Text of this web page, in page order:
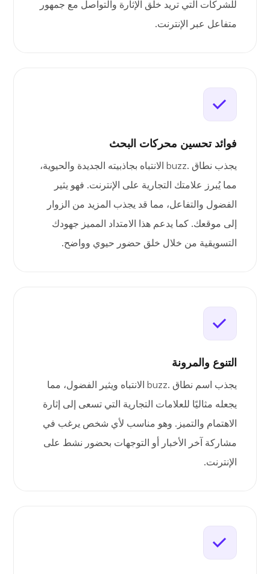
للشركات التي تريد خلق الإثارة والتواصل مع جمهور
متفاعل عبر الإنترنت.
فوائد تحسين محركات البحث
يجذب نطاق .buzz الانتباه بجاذبيته الجديدة والحيوية،
مما يُبرز علامتك التجارية على الإنترنت. فهو يثير
الفضول والتفاعل، مما قد يجذب المزيد من الزوار
إلى موقعك. كما يدعم هذا الامتداد المميز جهودك
التسويقية من خلال خلق حضور حيوي وواضح.
التنوع والمرونة
يجذب اسم نطاق .buzz الانتباه ويثير الفضول، مما
يجعله مثاليًا للعلامات التجارية التي تسعى إلى إثارة
الاهتمام والتميز. وهو مناسب لأي شخص يرغب في
مشاركة آخر الأخبار أو التوجهات بحضور نشط على
الإنترنت.